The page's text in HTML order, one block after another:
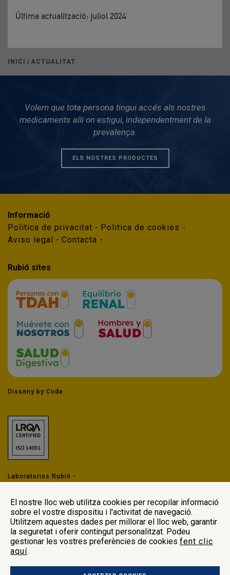
Última actualització: juliol 2024
INICI / ACTUALITAT
El nostre lloc web utilitza cookies per recopilar informació
sobre el vostre dispositiu i l'activitat de navegació.
Utilitzem aquestes dades per millorar el lloc web, garantir
la seguretat i oferir contingut personalitzat. Podeu
gestionar les vostres preferències de cookies fent clic
aquí.
Volem que tota persona tingui accés als nostres
medicaments allí on estigui, independentment de la
prevalença.
ELS NOSTRES PRODUCTES
Informació
Politica de privacitat
Politica de cookies
Aviso legal
Contacta
Rubió sites
Disseny by Code
Laboratorios Rubió -
LOPDGDD